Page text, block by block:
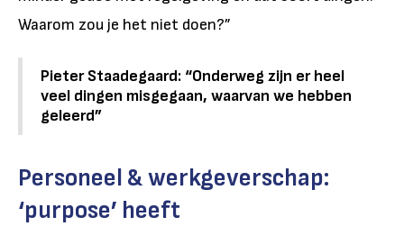
Waarom zou je het niet doen?”
Pieter Staadegaard: “Onderweg zijn er heel
veel dingen misgegaan, waarvan we hebben
geleerd”
Personeel & werkgeverschap:
‘purpose’ heeft